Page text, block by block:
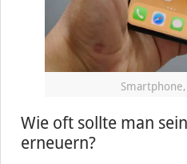
Wie oft sollte man
erneuern?